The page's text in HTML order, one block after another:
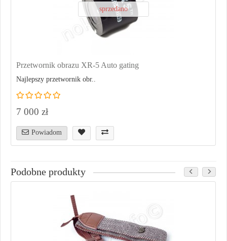
sprzedano
Przetwornik obrazu XR-5 Auto gating
Najlepszy przetwornik obr..
7 000 zł
Powiadom
Podobne produkty